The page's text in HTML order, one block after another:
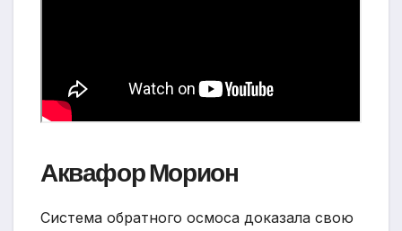
Аквафор Морион
Система обратного осмоса доказала свою